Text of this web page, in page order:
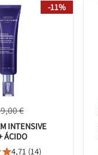
€
INTENSIVE
ÁCIDO
30 ML
4,71 (14)
-11%